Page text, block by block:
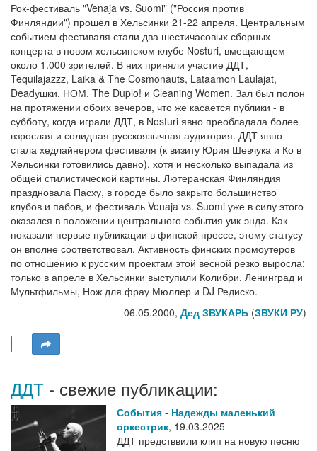
Рок-фестиваль "Venaja vs. Suomi" ("Россия против
Финляндии") прошел в Хельсинки 21-22 апреля. Центральным
событием фестиваля стали два шестичасовых сборных
концерта в новом хельсинском клубе Nosturi, вмещающем
около 1.000 зрителей. В них приняли участие ДДТ,
Tequilajazzz, Laika & The Cosmonauts, Lataamon Laulajat,
Deadушки, НОМ, The Duplo! и Cleaning Women. Зал был полон
на протяжении обоих вечеров, что же касается публики - в
субботу, когда играли ДДТ, в Nosturi явно преобладала более
взрослая и солидная русскоязычная аудитория. ДДТ явно
стала хедлайнером фестиваля (к визиту Юрия Шевчука и Ко в
Хельсинки готовились давно), хотя и несколько выпадала из
общей стилистической картины. Лютеранская Финляндия
праздновала Пасху, в городе было закрыто большинство
клубов и пабов, и фестиваль Venaja vs. Suomi уже в силу этого
оказался в положении центрального события уик-энда. Как
показали первые публикации в финской прессе, этому статусу
он вполне соответствовал. Активность финских промоутеров
по отношению к русским проектам этой весной резко выросла:
только в апреле в Хельсинки выступили Колибри, Ленинград и
Мультфильмы, Нож для фрау Мюллер и DJ Редиско.
06.05.2000, Дед ЗВУКАРЬ (ЗВУКИ РУ)
ДДТ - свежие публикации:
События - Надежды маленький
оркестрик, 19.03.2025
ДДТ предстввили клип на новую песню